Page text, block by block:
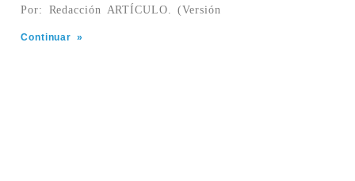
Por: Redacción ARTÍCULO. (Versión
Continuar »